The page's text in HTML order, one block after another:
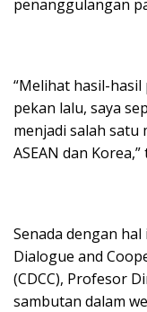
penanggulangan
“Melihat hasil-hasil
pekan lalu, saya
menjadi salah
ASEAN dan
Senada dengan
Dialogue and
(CDCC), Profesor
sambutan dalam